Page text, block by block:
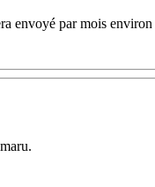
envoyé par mois